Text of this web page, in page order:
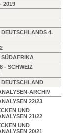
2019
DEUTSCHLANDS 4.
SÜDAFRIKA
- SCHWEIZ
DEUTSCHLAND
ARCHIV
22/23
UND
21/22
UND
20/21